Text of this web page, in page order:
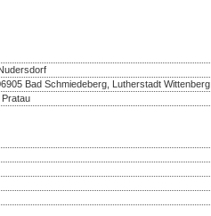
Bad Schmiedeberg, Lutherstadt Wittenberg